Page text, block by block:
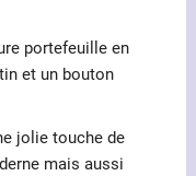
portefeuille en
et un bouton
jolie touche de
mais aussi